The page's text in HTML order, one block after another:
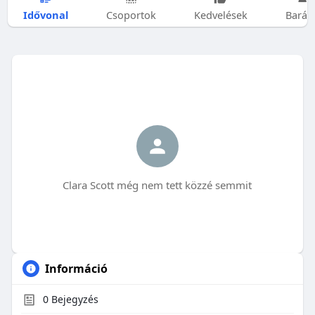
Idővonal Csoportok Kedvelések
Clara Scott még nem tett közzé semmit
Információ
0Bejegyzés